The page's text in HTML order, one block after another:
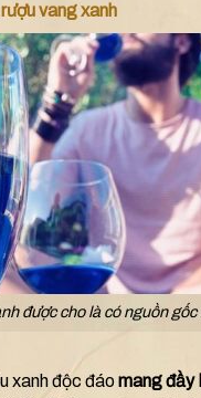
vang xanh
được cho là có nguồn
xanh độc đáomang đầy